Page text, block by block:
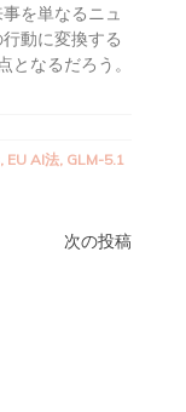
を単なるニュ
動に変換する
なるだろう。
, EU AI法, GLM-5.1
次の投稿